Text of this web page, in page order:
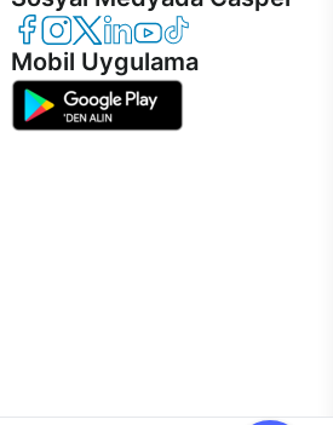
Casper Facebook
Casper Instagram
Casper Twitter
Casper LinkedIn
Casper YouTube
Casper TikTok
Mobil Uygulama